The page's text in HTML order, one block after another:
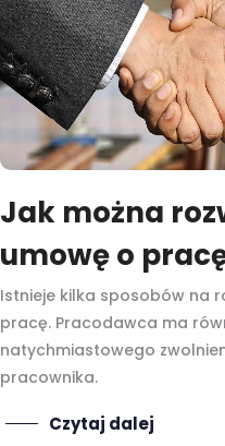
Jak można
umowę o
Istnieje kilka sposobów na
pracę. Pracodawca ma
natychmiastowego
pracownika.
Czytaj dalej